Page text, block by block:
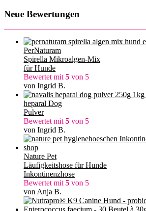
Neue Bewertungen
PerNaturam
Spirella Mikroalgen-Mix
für Hunde
Bewertet mit 5 von 5
von Ingrid B.
heparal Dog
Pulver
Bewertet mit 5 von 5
von Ingrid B.
Nature Pet
Läufigkeitshose für Hunde
Inkontinenzhose
Bewertet mit 5 von 5
von Anja B.